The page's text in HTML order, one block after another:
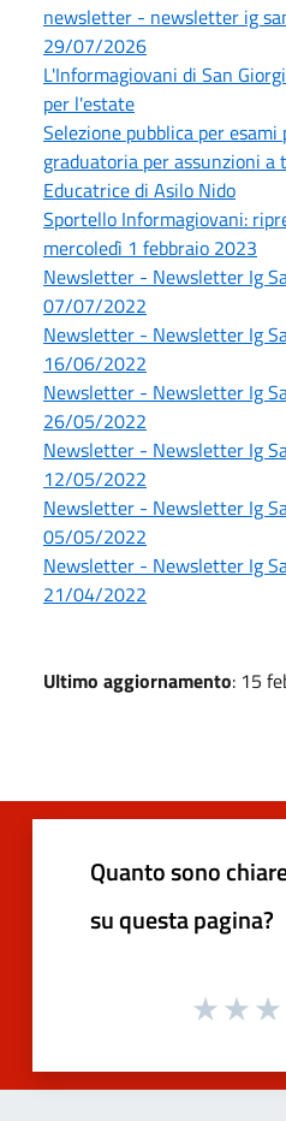
newsletter - newsletter ig
29/07/2026
L'Informagiovani di San
per l'estate
Selezione pubblica per
graduatoria per assunzioni
Educatrice di Asilo Nido
Sportello Informagiovani:
mercoledì 1 febbraio 2023
Newsletter - Newsletter Ig
07/07/2022
Newsletter - Newsletter Ig
16/06/2022
Newsletter - Newsletter Ig
26/05/2022
Newsletter - Newsletter Ig
12/05/2022
Newsletter - Newsletter Ig
05/05/2022
Newsletter - Newsletter Ig
21/04/2022
Ultimo aggiornamento: 15
Quanto sono
su questa pagina?